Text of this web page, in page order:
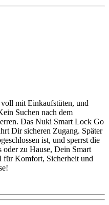
mit Einkaufstüten, und
Suchen nach dem
Das Nuki Smart Lock Go
Dir sicheren Zugang. Später
ist, und sperrst die
zu Hause, Dein Smart
für Komfort, Sicherheit und